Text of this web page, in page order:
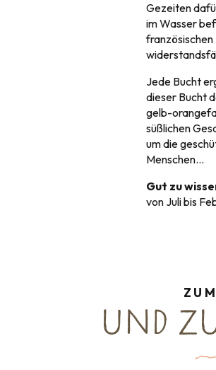
Gezeiten
im Wasser
Jede Bucht
dieser Bucht
gelb-
süßlichen
um die
Menschen…
Gut zu
von Juli bis
UND